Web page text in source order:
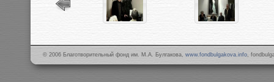
© 2006 Благотворительный фонд им. М.А. Булгакова, www.fondbulgakova.info,